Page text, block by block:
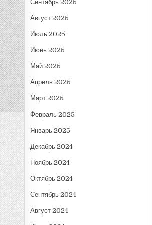
Сентябрь 2025
Август 2025
Июль 2025
Июнь 2025
Май 2025
Апрель 2025
Март 2025
Февраль 2025
Январь 2025
Декабрь 2024
Ноябрь 2024
Октябрь 2024
Сентябрь 2024
Август 2024